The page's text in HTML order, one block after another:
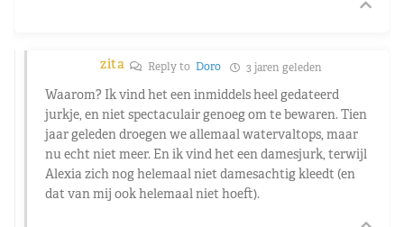
zita Reply to Doro 3 jaren geleden
Waarom? Ik vind het een inmiddels heel gedateerd
jurkje, en niet spectaculair genoeg om te bewaren. Tien
jaar geleden droegen we allemaal watervaltops, maar
nu echt niet meer. En ik vind het een damesjurk, terwijl
Alexia zich nog helemaal niet damesachtig kleedt (en
dat van mij ook helemaal niet hoeft).